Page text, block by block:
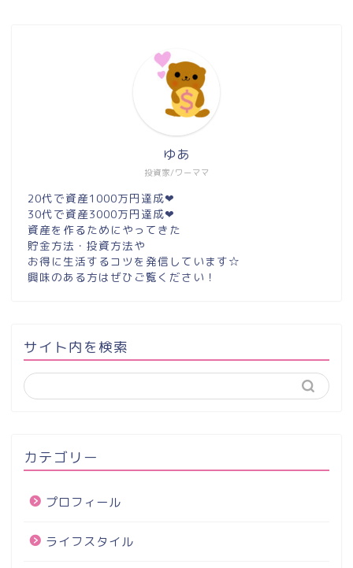
投資家/ワーママ
ゆあ
20代で資産1000万円達成❤︎
30代で資産3000万円達成❤︎
資産を作るためにやってきた
貯金方法・投資方法や
お得に生活するコツを発信しています☆
興味のある方はぜひご覧ください！
サイト内を検索
カテゴリー
プロフィール
ライフスタイル